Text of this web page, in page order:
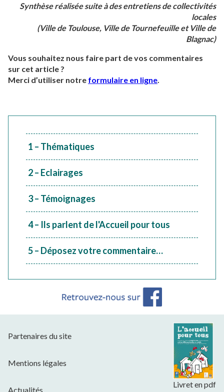
Synthèse réalisée suite à des entretiens de collectivités
locales
(Ville de Toulouse, Ville de Tournefeuille et Ville de
Blagnac)
Vous souhaitez nous faire part de vos commentaires
sur cet article ?
Merci d’utiliser notre formulaire en ligne.
1 – Thématiques
2 – Eclairages
3 – Témoignages
4 – Ils parlent de l'Accueil pour tous
5 – Déposez votre commentaire…
Livret en pdf
Partenaires du site
Mentions légales
Actualités